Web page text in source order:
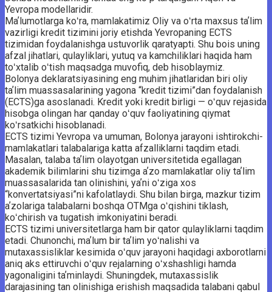
Yevropa modellaridir.
Maʼlumotlarga koʻra, mamlakatimiz Oliy va oʻrta maxsus taʼlim
vazirligi kredit tizimini joriy etishda Yevropaning ECTS
tizimidan foydalanishga ustuvorlik qaratyapti. Shu bois uning
afzal jihatlari, qulayliklari, yutuq va kamchiliklari haqida ham
toʻxtalib oʻtish maqsadga muvofiq, deb hisoblaymiz.
Bolonya deklaratsiyasining eng muhim jihatlaridan biri oliy
taʼlim muassasalarining yagona “kredit tizimi”dan foydalanish
(ECTS)ga asoslanadi. Kredit yoki kredit birligi — oʻquv rejasida
hisobga olingan har qanday oʻquv faoliyatining ­qiymat
koʻrsatkichi hisoblanadi.
ECTS tizimi Yevropa va umuman, Bo­lonya jarayoni ishtirokchi-
mamlakatlari talabalariga katta afzalliklarni taqdim etadi.
Masalan, talaba taʼlim olayotgan universitetida egallagan
akademik bilimlarini shu tizimga aʼzo mamlakatlar oliy taʼlim
muassasalarida tan olinishini, yaʼni oʻziga xos
“konvertatsiyasi”ni kafolatlaydi. Shu bilan birga, mazkur tizim
aʼzolariga talabalarni boshqa OTMga oʻqishini tiklash,
koʻchirish va tugatish imkoniyatini beradi.
ECTS tizimi universitetlarga ham bir qator qulayliklarni taqdim
etadi. Chunonchi, maʼlum bir taʼlim yoʻnalishi va
mutaxassisliklar kesimida oʻquv jarayoni haqidagi axborotlarni
aniq aks ettiruvchi oʻquv rejalarning oʻxshashligi hamda
yagonaligini taʼminlaydi. Shuningdek, mutaxassislik
darajasining tan olinishiga erishish maqsadida talabani qabul